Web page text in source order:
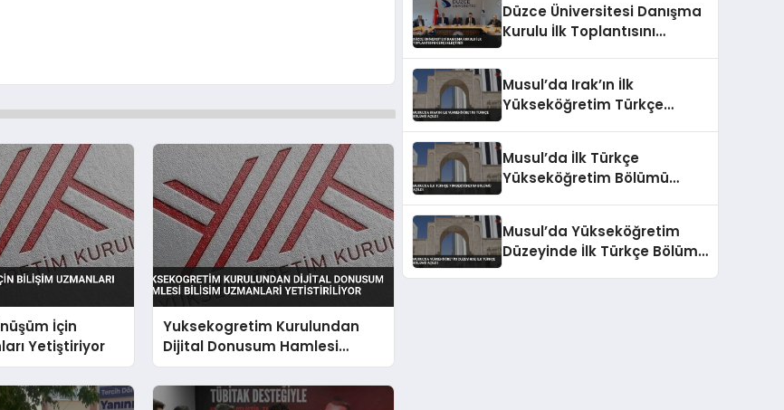
İçin
Yetiştiriyor
Yuksekogretim Kurulundan
Dijital Donusum Hamlesi
Bilisim Uzmanlari Yetistiriliyor
Düzce Üniversitesi Danışma
Kurulu İlk Toplantısını
Musul’da Irak’ın İlk
Yükseköğretim Türkçe
Musul’da İlk Türkçe
Yükseköğretim Bölümü
Musul’da Yükseköğretim
Düzeyinde İlk Türkçe Bölümü